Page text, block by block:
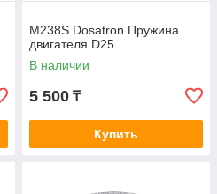
M238S Dosatron Пружина
двигателя D25
В наличии
5 500 ₸
Купить